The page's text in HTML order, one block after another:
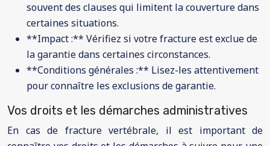
souvent des clauses qui limitent la couverture dans
certaines situations.
**Impact :** Vérifiez si votre fracture est exclue de
la garantie dans certaines circonstances.
**Conditions générales :** Lisez-les attentivement
pour connaître les exclusions de garantie.
Vos droits et les démarches administratives
En cas de fracture vertébrale, il est important de